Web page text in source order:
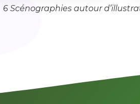
6 Scénographies autour